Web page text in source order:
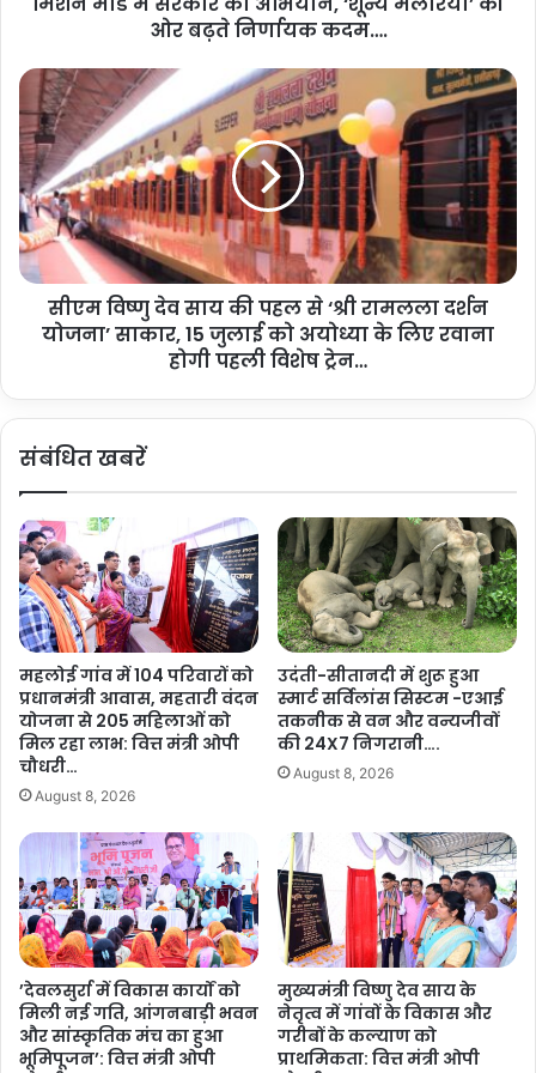
More
रि
प
र
क
रा
रा
प्र
हा
न
ड
र
का
र
का
अ
भि
या
न
,
‘
न्य
म
रि
या
’
की
ओ
र
ब
ढ़
ओर बढ़ते निर्णायक कदम….
सी
ए
म
वि
ष्णु
दे
व
सा
य
श्री
ल
ला
द
र्श
न
ज
ना
’
सा
का
,
5
जु
ला
ई
को
अ
यो
ध्या
सीएम विष्णु देव साय की पहल से ‘श्री रामलला दर्शन
योजना’ साकार, 15 जुलाई को अयोध्या के लिए रवाना
होगी पहली विशेष ट्रेन…
संबंधित खबरें
महलोई गांव में 104 परिवारों को
प्रधानमंत्री आवास, महतारी वंदन
योजना से 205 महिलाओं को
मिल रहा लाभ: वित्त मंत्री ओपी
चौधरी…
August 8, 2026
उदंती-सीतानदी में शुरू हुआ
स्मार्ट सर्विलांस सिस्टम -एआई
तकनीक से वन और वन्यजीवों
की 24X7 निगरानी….
August 8, 2026
’देवलसुर्रा में विकास कार्यों को
मिली नई गति, आंगनबाड़ी भवन
और सांस्कृतिक मंच का हुआ
भूमिपूजन’: वित्त मंत्री ओपी
मुख्यमंत्री विष्णु देव साय के
नेतृत्व में गांवों के विकास और
गरीबों के कल्याण को
प्राथमिकता: वित्त मंत्री ओपी